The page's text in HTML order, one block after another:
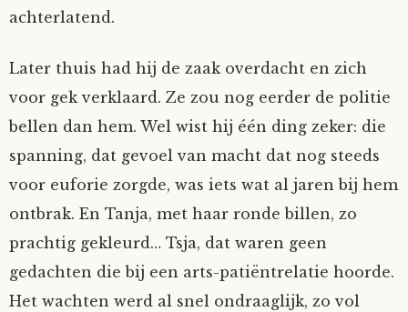
achterlatend.
Later thuis had hij de zaak overdacht en zich
voor gek verklaard. Ze zou nog eerder de politie
bellen dan hem. Wel wist hij één ding zeker: die
spanning, dat gevoel van macht dat nog steeds
voor euforie zorgde, was iets wat al jaren bij hem
ontbrak. En Tanja, met haar ronde billen, zo
prachtig gekleurd… Tsja, dat waren geen
gedachten die bij een arts-patiëntrelatie hoorde.
Het wachten werd al snel ondraaglijk, zo vol